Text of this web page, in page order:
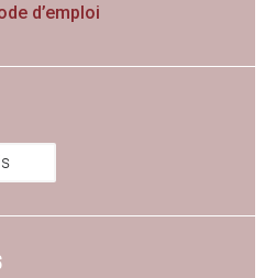
d’emploi